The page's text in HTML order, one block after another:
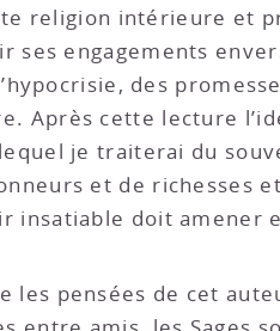
religion intérieure et
engagements
des
Après cette lecture
je traiterai du
et de richesses
insatiable doit amener
les pensées de cet